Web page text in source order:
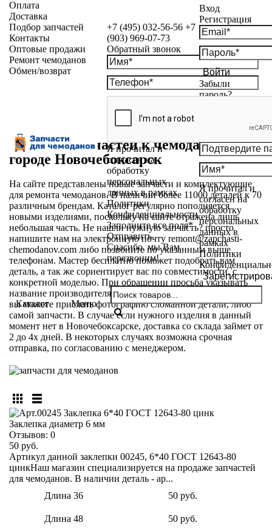
+7 (495) 032-56-56 +7
(903) 969-07-73
Обратный звонок
Я прочитал и
согласен на
обработку
персональных
данных в рамках
Политики
Конфиденциальности
Заполните все поля*
Отправить
Спасибо, мы Вам
перезвоним!
Вход
Регистрация
Войти
Забыли
пароль?
Я прочитал и
согласен на
обработку
персональных
данных в
рамках
Политики
Каталог Меню
Оплата
Доставка
Подбор запчастей
Контакты
Оптовые продажи
Ремонт чемоданов
Обмен/возврат
Магазин запчастей к чемоданам в
городе Новочебоксарск
На сайте представлены новые запчасти и комплектующие
для ремонта чемоданов. В наличии более 11000 деталей к 70
различным брендам. Каталог регулярно пополняется
новыми изделиями, поскольку на сайте отражена лишь
небольшая часть. Не нашли нужную запчасть? просто
напишите нам на электронную почту remont@zapchasti-
chemodanov.com либо позвоните по указанным выше
телефонам. Мастер бесплатно поможет подобрать вам
деталь, а так же сориентирует вас по совместимости, с
конкретной моделью. При обращении просьба указывать
название производителя и модели вашего чемодана. Так же
вы можете прислать фотографию сломанной детали, либо
самой запчасти. В случае если нужного изделия в данный
момент нет в Новочебоксарске, доставка со склада займет от
2 до 4х дней. В некоторых случаях возможна срочная
отправка, по согласованию с менеджером.
Заклепка диаметр 6 мм
Отзывов: 0
50 руб.
Артикул данной заклепки 00245, 6*40 ГОСТ 12643-80
цинкНаш магазин специализируется на продаже запчастей
для чемоданов. В наличии деталь - ар...
Длина 36
50 руб.
Длина 48 50 руб.